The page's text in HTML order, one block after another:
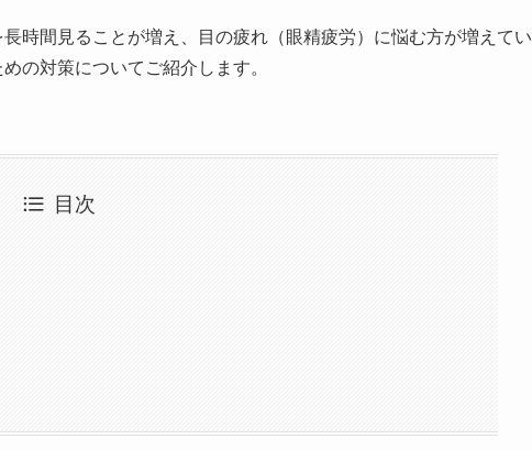
時間見ることが増え、目の疲れ（眼精疲労）に悩む方が増えてい
の対策についてご紹介します。
目次